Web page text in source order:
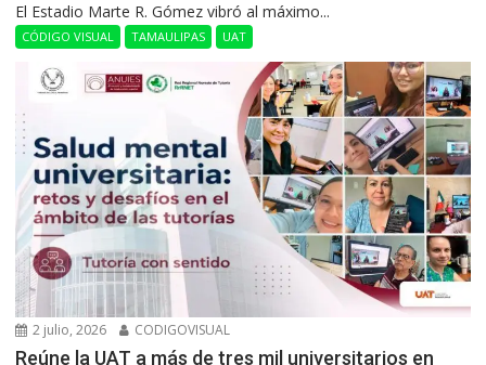
El Estadio Marte R. Gómez vibró al máximo...
CÓDIGO VISUAL TAMAULIPAS UAT
2 julio, 2026 CODIGOVISUAL
Reúne la UAT a más de tres mil universitarios en